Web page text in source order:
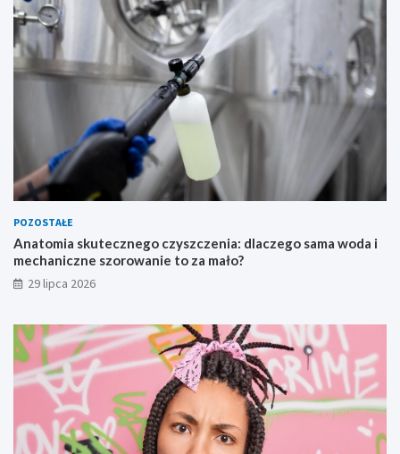
POZOSTAŁE
Anatomia skutecznego czyszczenia: dlaczego sama woda i
mechaniczne szorowanie to za mało?
29 lipca 2026